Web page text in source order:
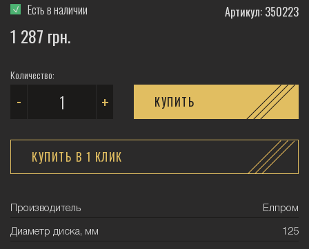
Есть в наличии Артикул: 350223
1 287 грн.
Количество:
- + КУПИТЬ
КУПИТЬ В 1 КЛИК
Производитель Елпром
Диаметр диска, мм 125